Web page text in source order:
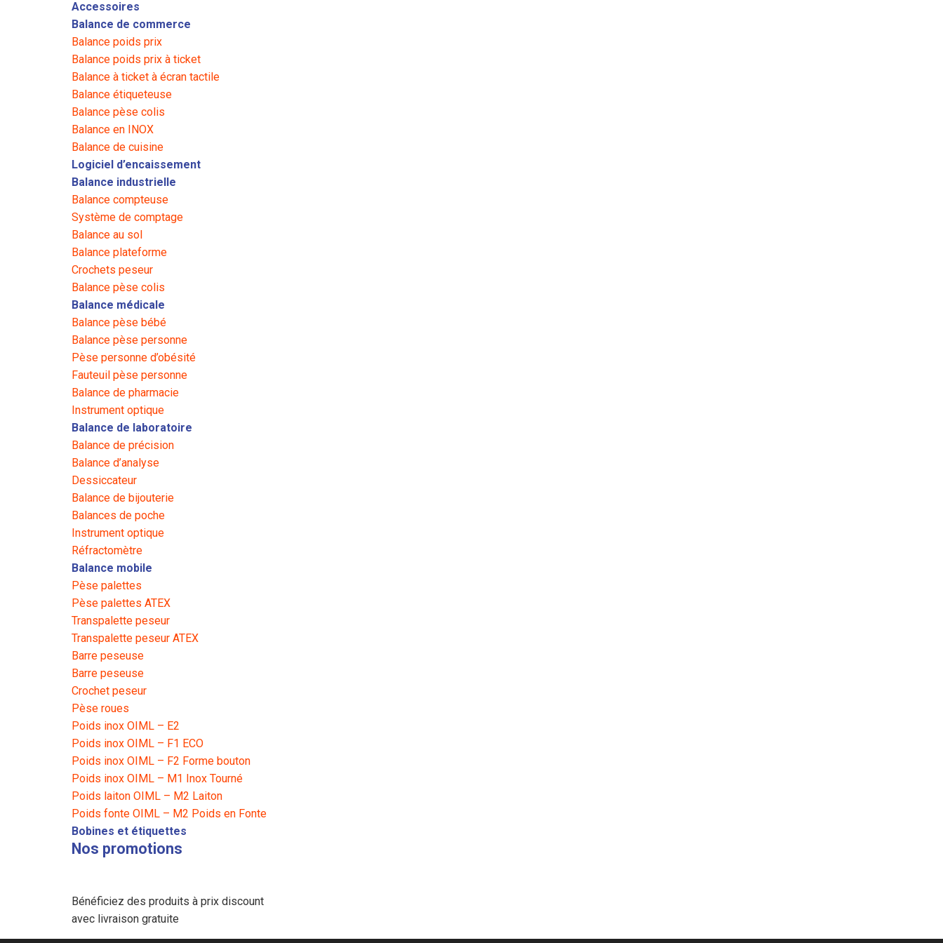
Accessoires
Balance de commerce
Balance poids prix
Balance poids prix à ticket
Balance à ticket à écran tactile
Balance étiqueteuse
Balance pèse colis
Balance en INOX
Balance de cuisine
Logiciel d’encaissement
Balance industrielle
Balance compteuse
Système de comptage
Balance au sol
Balance plateforme
Crochets peseur
Balance pèse colis
Balance médicale
Balance pèse bébé
Balance pèse personne
Pèse personne d’obésité
Fauteuil pèse personne
Balance de pharmacie
Instrument optique
Balance de laboratoire
Balance de précision
Balance d’analyse
Dessiccateur
Balance de bijouterie
Balances de poche
Instrument optique
Réfractomètre
Balance mobile
Pèse palettes
Pèse palettes ATEX
Transpalette peseur
Transpalette peseur ATEX
Barre peseuse
Barre peseuse
Crochet peseur
Pèse roues
Poids inox OIML – E2
Poids inox OIML – F1 ECO
Poids inox OIML – F2 Forme bouton
Poids inox OIML – M1 Inox Tourné
Poids laiton OIML – M2 Laiton
Poids fonte OIML – M2 Poids en Fonte
Bobines et étiquettes
Nos promotions
Bénéficiez des produits à prix discount
avec livraison gratuite